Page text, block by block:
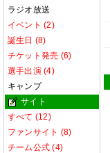
ラジオ放送
イベント (2)
誕生日 (8)
チケット発売 (6)
選手出演 (4)
キャンプ
サイト
すべて (12)
ファンサイト (8)
チーム公式 (4)